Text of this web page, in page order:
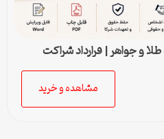
و جواهر | قرارداد شراکت
مشاهده و خرید